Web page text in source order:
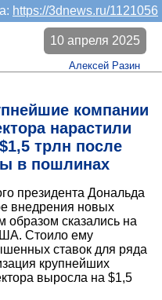
https://3dnews.ru/1121056
компании
нарастили
трлн после
в пошлинах
10 апреля 2025
Алексей Разин
президента Дональда
внедрения новых
сказались на
Стоило ему
ставок для ряда
крупнейших
выросла на $1,5